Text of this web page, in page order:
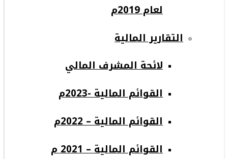
لعام 2019م
التقارير المالية
لائحة المشرف المالي
القوائم المالية -2023م
القوائم المالية – 2022م
القوائم المالية – 2021 م